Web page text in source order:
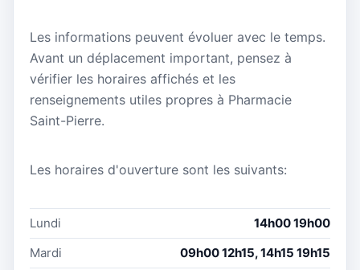
Les informations peuvent évoluer avec le temps.
Avant un déplacement important, pensez à
vérifier les horaires affichés et les
renseignements utiles propres à Pharmacie
Saint-Pierre.
Les horaires d'ouverture sont les suivants:
Lundi
14h00 19h00
Mardi
09h00 12h15, 14h15 19h15